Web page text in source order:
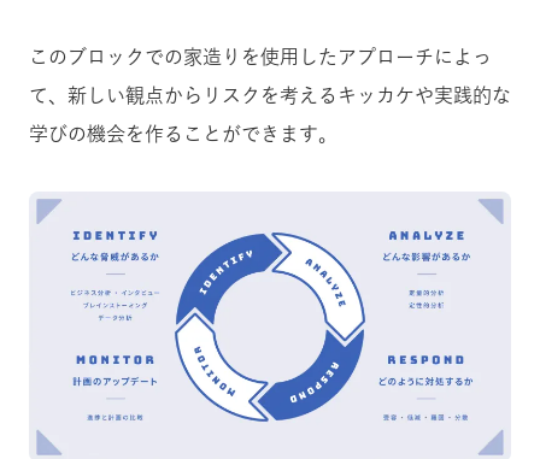
このブロックでの家造りを使用したアプローチによっ
て、新しい観点からリスクを考えるキッカケや実践的な
学びの機会を作ることができます。